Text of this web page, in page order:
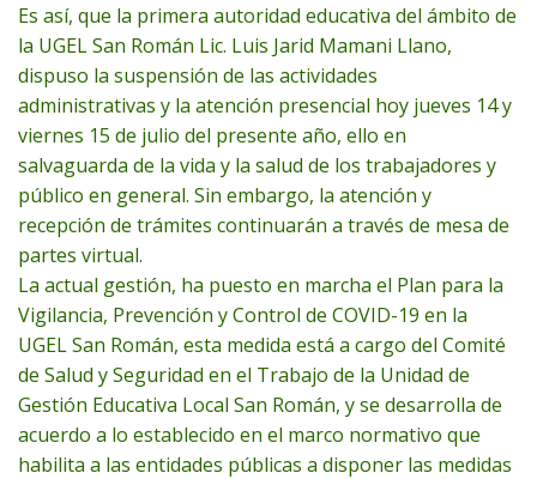
Es así, que la primera autoridad educativa del ámbito de
la UGEL San Román Lic. Luis Jarid Mamani Llano,
dispuso la suspensión de las actividades
administrativas y la atención presencial hoy jueves 14 y
viernes 15 de julio del presente año, ello en
salvaguarda de la vida y la salud de los trabajadores y
público en general. Sin embargo, la atención y
recepción de trámites continuarán a través de mesa de
partes virtual.
La actual gestión, ha puesto en marcha el Plan para la
Vigilancia, Prevención y Control de COVID-19 en la
UGEL San Román, esta medida está a cargo del Comité
de Salud y Seguridad en el Trabajo de la Unidad de
Gestión Educativa Local San Román, y se desarrolla de
acuerdo a lo establecido en el marco normativo que
habilita a las entidades públicas a disponer las medidas